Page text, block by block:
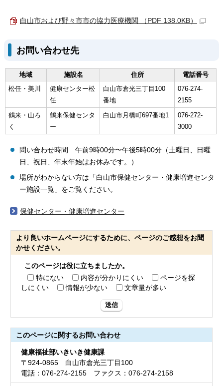
白山市および野々市市の協力医療機関 （PDF 138.0KB）
お問い合わせ先
地域 施設名 住所
電話番号
松任・美川
健康センター松
任
白山市倉光三丁目100
番地
076-274-
2155
鶴来・山ろ
く
鶴来保健センタ
ー
白山市月橋町697番地1
076-272-
3000
問い合わせ時間 午前9時00分〜午後5時00分（土曜日、日曜
日、祝日、年末年始はお休みです。）
場所がわからない方は「白山市保健センター・健康増進センタ
ー施設一覧」をご覧ください。
保健センター・健康増進センター
より良いホームページにするために、ページのご感想をお聞
かせください。
このページは役に立ちましたか。
特にない
内容が分かりにくい
ページを探
しにくい
情報が少ない 文章量が多い
送信
このページに関するお問い合わせ
健康福祉部いきいき健康課
〒924-0865 白山市倉光三丁目100
電話：076-274-2155 ファクス：076-274-2158